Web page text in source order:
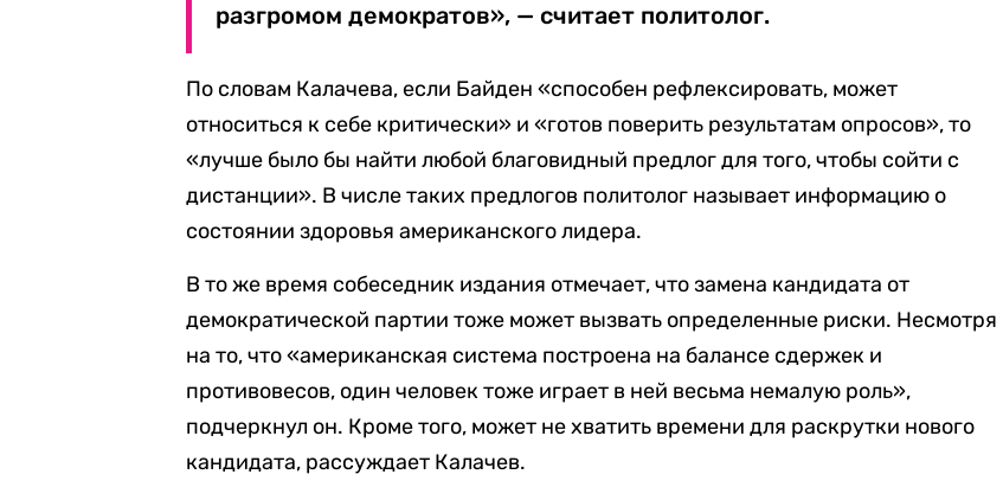
разгромом демократов», — считает политолог.
По словам Калачева, если Байден «способен рефлексировать, может
относиться к себе критически» и «готов поверить результатам опросов», то
«лучше было бы найти любой благовидный предлог для того, чтобы сойти с
дистанции». В числе таких предлогов политолог называет информацию о
состоянии здоровья американского лидера.
В то же время собеседник издания отмечает, что замена кандидата от
демократической партии тоже может вызвать определенные риски. Несмотря
на то, что «американская система построена на балансе сдержек и
противовесов, один человек тоже играет в ней весьма немалую роль»,
подчеркнул он. Кроме того, может не хватить времени для раскрутки нового
кандидата, рассуждает Калачев.